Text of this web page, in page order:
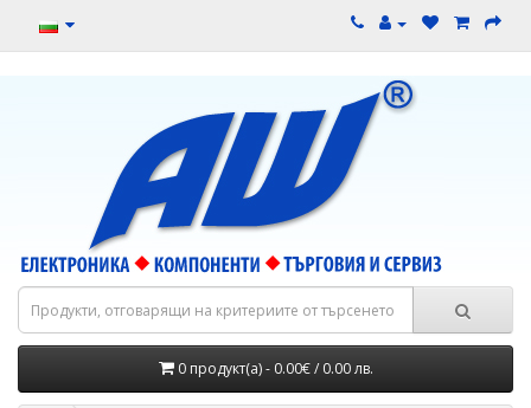
0 продукт(а) - 0.00€ / 0.00 лв.